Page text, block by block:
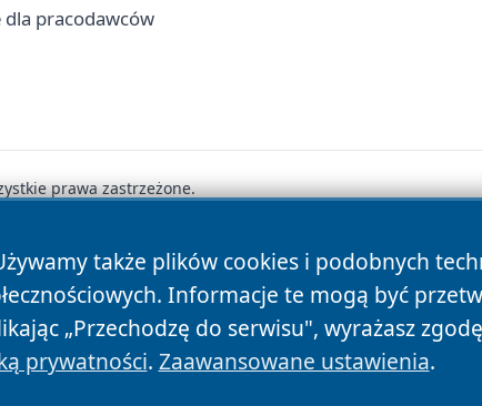
pracodawców
także plików cookies i podobnych
Informacje te mogą być
„Przechodzę do serwisu", wyrażasz
prywatności. Zaawansowane ustawienia.
prawa zastrzeżone.
Polityka Cookies